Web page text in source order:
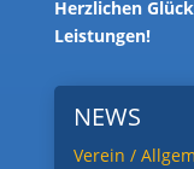
Herzlichen
Leistungen!
NEWS
Verein /